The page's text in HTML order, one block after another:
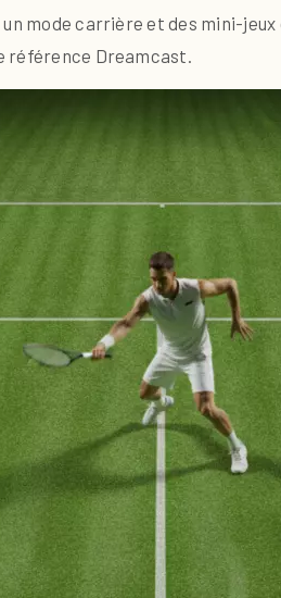
mode carrière et des mini-jeux
référence Dreamcast.